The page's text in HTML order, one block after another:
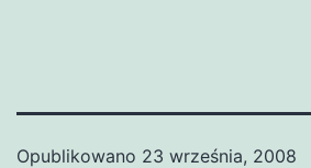
Opublikowano 23 września, 2008